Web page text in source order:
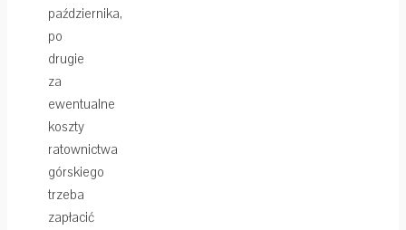
października,
po
drugie
za
ewentualne
koszty
ratownictwa
górskiego
trzeba
zapłacić